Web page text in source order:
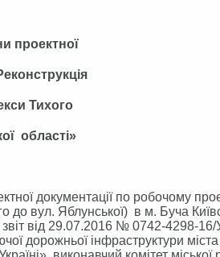
проектної
Тихого
області»
документації по робочому
до вул. Яблунської) в м. Буча
від 29.07.2016 № 0742-4298-
дорожньої інфраструктури